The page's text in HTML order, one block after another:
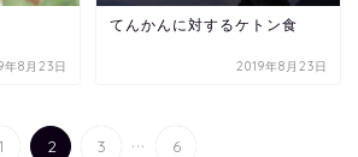
年8月23日
てんかんに対するケトン食
2019年8月23日
1 2 3 ... 6